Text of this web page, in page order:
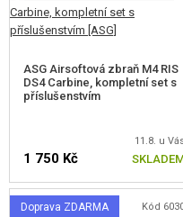
M4, M16, SR25
MP5 ELEKTRICKÉ
G36 ELEKTRICKÉ
SCAR, MASADA
M14 ELEKTRICKÉ
ASG Airsoftová zbraň M4 RIS
DS4 Carbine, kompletní set s
příslušenstvím
11.8. u
1 750 Kč
Doprava ZDARMA Kód